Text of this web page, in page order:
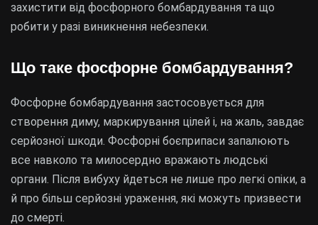
захистити від фосфорного бомбардування та що
робити у разі виникнення небезпеки.
Що таке фосфорне бомбардування?
Фосфорне бомбардування застосовується для
створення диму, маркирування цілей і, на жаль, завдає
серйозної шкоди. Фосфорні боєприпаси запалюють
все навколо та милосердно вражають людські
органи. Після вибуху йдеться не лише про легкі опіки, а
й про більш серйозні ураження, які можуть призвести
до смерті.